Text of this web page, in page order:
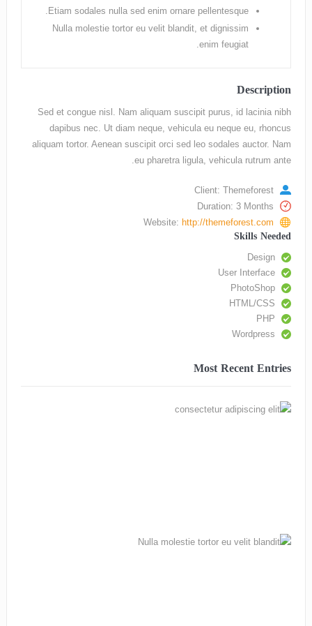
Etiam sodales nulla sed enim ornare pellentesque.
Nulla molestie tortor eu velit blandit, et dignissim
enim feugiat.
Description
Sed et congue nisl. Nam aliquam suscipit purus, id lacinia nibh
dapibus nec. Ut diam neque, vehicula eu neque eu, rhoncus
aliquam tortor. Aenean suscipit orci sed leo sodales auctor. Nam
eu pharetra ligula, vehicula rutrum ante.
Client: Themeforest
Duration: 3 Months
Website: http://themeforest.com
Skills Needed
Design
User Interface
PhotoShop
HTML/CSS
PHP
Wordpress
Most Recent Entries